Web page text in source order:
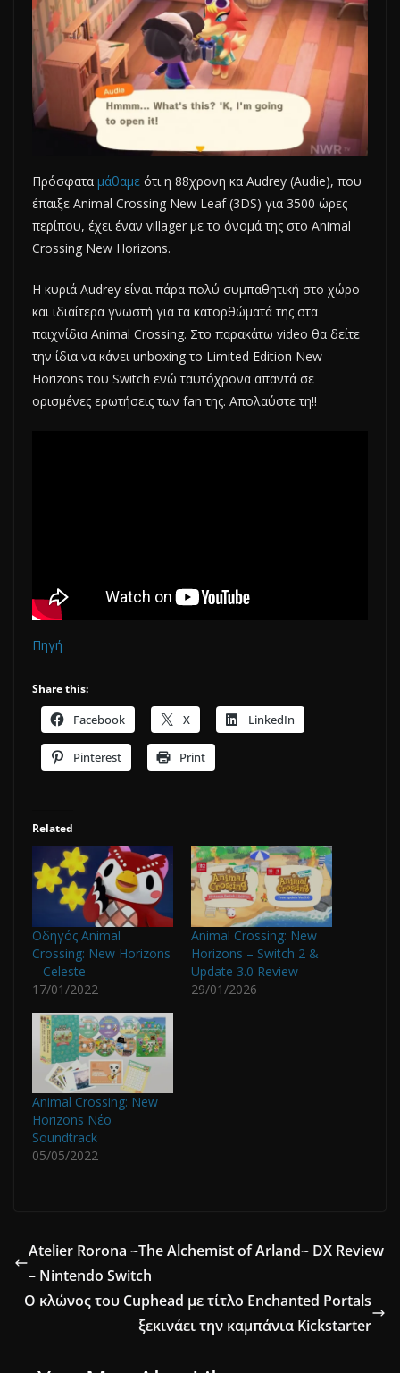
Πρόσφατα μάθαμε ότι η 88χρονη κα Audrey (Audie), που
έπαιξε Animal Crossing New Leaf (3DS) για 3500 ώρες
περίπου, έχει έναν villager με το όνομά της στο Animal
Crossing New Horizons.
Η κυριά Audrey είναι πάρα πολύ συμπαθητική στο χώρο
και ιδιαίτερα γνωστή για τα κατορθώματά της στα
παιχνίδια Animal Crossing. Στο παρακάτω video θα δείτε
την ίδια να κάνει unboxing το Limited Edition New
Horizons του Switch ενώ ταυτόχρονα απαντά σε
ορισμένες ερωτήσεις των fan της. Απολαύστε τη!!
Πηγή
Share this:
Facebook X LinkedIn
Pinterest Print
Related
Οδηγός Animal
Crossing: New Horizons
– Celeste
17/01/2022
Animal Crossing: New
Horizons – Switch 2 &
Update 3.0 Review
29/01/2026
Animal Crossing: New
Horizons Νέο
Soundtrack
05/05/2022
Atelier Rorona ~The Alchemist of Arland~ DX Review
– Nintendo Switch
Ο κλώνος του Cuphead με τίτλο Enchanted Portals
ξεκινάει την καμπάνια Kickstarter